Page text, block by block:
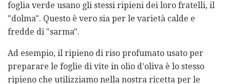
foglia verde usano gli stessi ripieni dei loro fratelli, il
"dolma". Questo è vero sia per le varietà calde e
fredde di "sarma".
Ad esempio, il ripieno di riso profumato usato per
preparare le foglie di vite in olio d'oliva è lo stesso
ripieno che utilizziamo nella nostra ricetta per le